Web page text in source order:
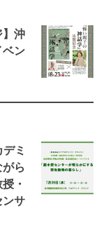
】沖
ン
ミ
ら
・
サ